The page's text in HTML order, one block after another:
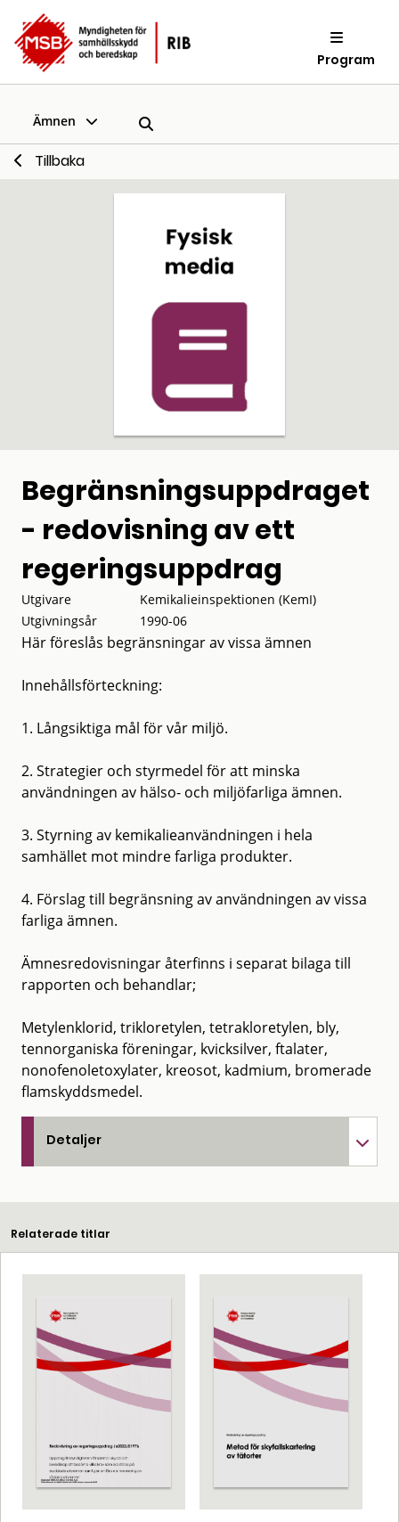
Program
Ämnen
Tillbaka
Begränsningsuppdraget
- redovisning av ett
regeringsuppdrag
Utgivare
Kemikalieinspektionen (KemI)
Utgivningsår
1990-06
Här föreslås begränsningar av vissa ämnen
Innehållsförteckning:
1. Långsiktiga mål för vår miljö.
2. Strategier och styrmedel för att minska
användningen av hälso- och miljöfarliga ämnen.
3. Styrning av kemikalieanvändningen i hela
samhället mot mindre farliga produkter.
4. Förslag till begränsning av användningen av vissa
farliga ämnen.
Ämnesredovisningar återfinns i separat bilaga till
rapporten och behandlar;
Metylenklorid, trikloretylen, tetrakloretylen, bly,
tennorganiska föreningar, kvicksilver, ftalater,
nonofenoletoxylater, kreosot, kadmium, bromerade
flamskyddsmedel.
Detaljer
Relaterade titlar